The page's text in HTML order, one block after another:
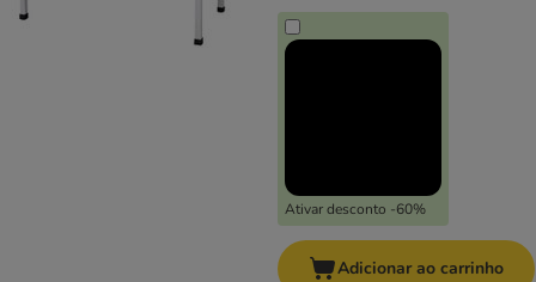
Ativar desconto -60%
Adicionar ao carrinho